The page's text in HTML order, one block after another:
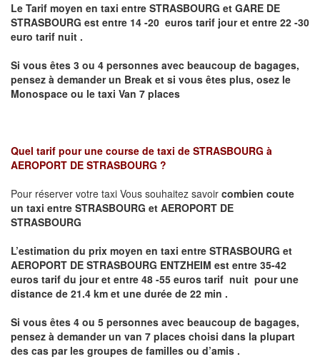
Le Tarif moyen en taxi entre STRASBOURG et GARE DE
STRASBOURG est entre 14 -20 euros tarif jour et entre 22 -30
euro tarif nuit .
Si vous êtes 3 ou 4 personnes avec beaucoup de bagages,
pensez à demander un Break et si vous êtes plus, osez le
Monospace ou le taxi Van 7 places
Quel tarif pour une course de taxi de STRASBOURG à
AEROPORT DE STRASBOURG ?
Pour réserver votre taxi Vous souhaitez savoir combien coute
un taxi entre STRASBOURG et AEROPORT DE
STRASBOURG
L’estimation du prix moyen en taxi entre STRASBOURG et
AEROPORT DE STRASBOURG ENTZHEIM est entre 35-42
euros tarif du jour et entre 48 -55 euros tarif nuit pour une
distance de 21.4 km et une durée de 22 min .
Si vous êtes 4 ou 5 personnes avec beaucoup de bagages,
pensez à demander un van 7 places choisi dans la plupart
des cas par les groupes de familles ou d’amis .